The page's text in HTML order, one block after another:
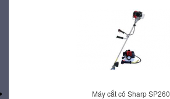
Máy cắt cỏ Sharp SP260